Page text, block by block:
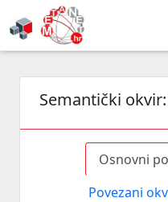
Semantički okvir:
Osnovni
Povezani